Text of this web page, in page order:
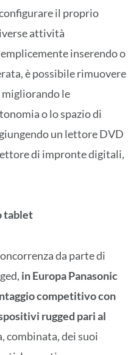
il proprio
attività
inserendo o
è possibile rimuovere
le
o lo spazio di
un lettore DVD
di impronte digitali,
tablet
da parte di
in Europa Panasonic
competitivo con
rugged pari al
combinata, dei suoi